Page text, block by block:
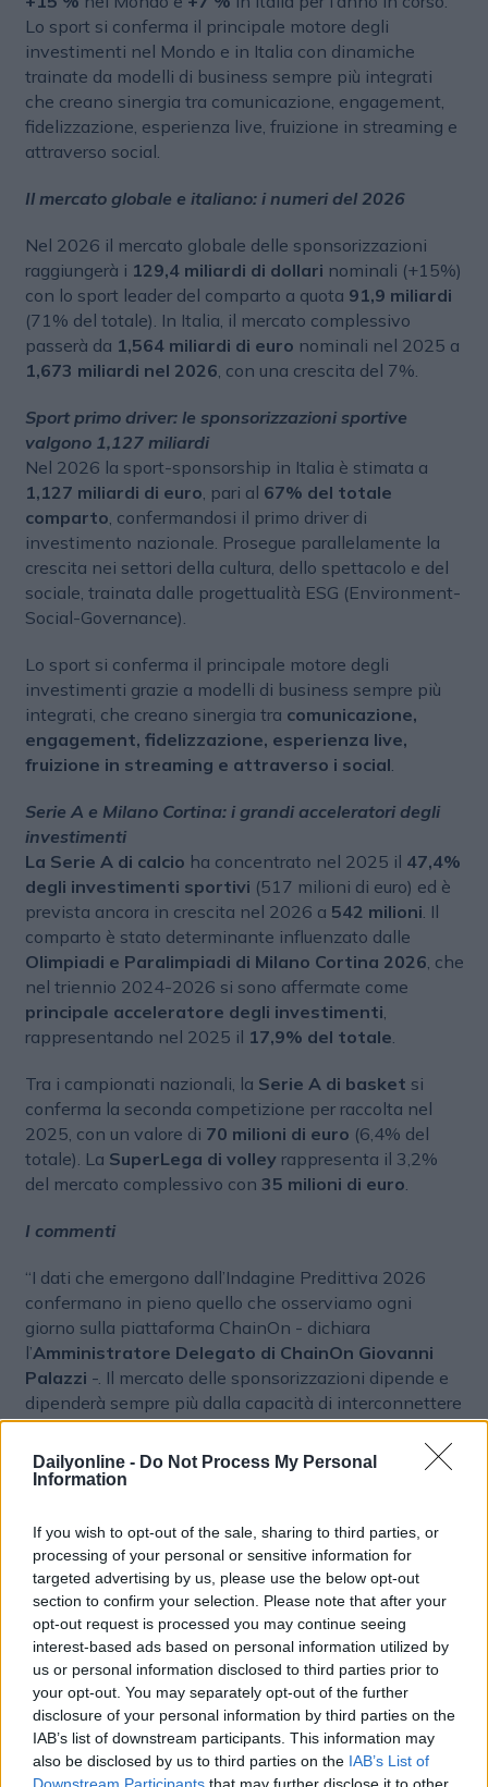
Dailyonline - Do Not Process My Personal
Information
If you wish to opt-out of the sale, sharing to third parties, or
processing of your personal or sensitive information for
targeted advertising by us, please use the below opt-out
section to confirm your selection. Please note that after your
opt-out request is processed you may continue seeing
interest-based ads based on personal information utilized by
us or personal information disclosed to third parties prior to
your opt-out. You may separately opt-out of the further
disclosure of your personal information by third parties on the
IAB’s list of downstream participants. This information may
also be disclosed by us to third parties on the IAB’s List of
Lo sport si conferma il principale motore degli
investimenti nel Mondo e in Italia con dinamiche
trainate da modelli di business sempre più integrati
che creano sinergia tra comunicazione, engagement,
fidelizzazione, esperienza live, fruizione in streaming e
attraverso social.
Il mercato globale e italiano: i numeri del 2026
Nel 2026 il mercato globale delle sponsorizzazioni
raggiungerà i 129,4 miliardi di dollari nominali (+15%)
con lo sport leader del comparto a quota 91,9 miliardi
(71% del totale). In Italia, il mercato complessivo
passerà da 1,564 miliardi di euro nominali nel 2025 a
1,673 miliardi nel 2026 , con una crescita del 7%.
Sport primo driver: le sponsorizzazioni sportive
valgono 1,127 miliardi
Nel 2026 la sport-sponsorship in Italia è stimata a
1,127 miliardi di euro , pari al 67% del totale
comparto , confermandosi il primo driver di
investimento nazionale. Prosegue parallelamente la
crescita nei settori della cultura, dello spettacolo e del
sociale, trainata dalle progettualità ESG (Environment-
Social-Governance).
Lo sport si conferma il principale motore degli
investimenti grazie a modelli di business sempre più
integrati, che creano sinergia tra comunicazione,
engagement, fidelizzazione, esperienza live,
fruizione in streaming e attraverso i social
Serie A e Milano Cortina: i grandi acceleratori degli
investimenti
La Serie A di calcio ha concentrato nel 2025 il 47,4%
degli investimenti sportivi (517 milioni di euro) ed è
prevista ancora in crescita nel 2026 a 542 milioni . Il
comparto è stato determinante influenzato dalle
Olimpiadi e Paralimpiadi di Milano Cortina 2026 , che
nel triennio 2024-2026 si sono affermate come
principale acceleratore degli investimenti
rappresentando nel 2025 il 17,9% del totale
Tra i campionati nazionali, la Serie A di basket si
conferma la seconda competizione per raccolta nel
2025, con un valore di 70 milioni di euro (6,4% del
totale). La SuperLega di volleyrappresenta il 3,2%
del mercato complessivo con 35 milioni di euro
I commenti
“I dati che emergono dall’Indagine Predittiva 2026
confermano in pieno quello che osserviamo ogni
giorno sulla piattaforma ChainOn - dichiara
l’Amministratore Delegato di ChainOn Giovanni
Palazzi -. Il mercato delle sponsorizzazioni dipende e
dipenderà sempre più dalla capacità di interconnettere
e misurare, in modo puntuale e verificabile, l’impatto
che un evento, un team o un atleta hanno sul
comportamento di interessati e tifosi oltre che
permetteranno agli investitori di unire opportunità
d’acquisto, engagement, fidelizzazione, esperienza,
rappresentano oggi la frontiera strategica per estrarre
il massimo valore dalle sponsorizzazioni. Con ChainOn
vogliamo essere il ponte che collega la domanda di
trasparenza alle opportunità concrete di investimento,
contribuendo a rendere l’intero sistema delle
sponsorship più misurabile, efficiente e sostenibile”.
Aggiunge l’Amministratore Delegato di StageUp
Federico Gaetano
: “La sponsorizzazione non è uno
strumento di visibilità, ma è prima di tutto un